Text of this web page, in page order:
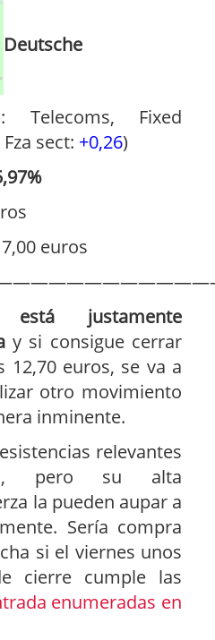
Deutsche
Telecoms, Fixed
Fza sect: +0,26)
euros
justamente
y si consigue cerrar
12,70 euros, se va a
otro movimiento
inminente.
relevantes
pero su alta
la pueden aupar a
Sería compra
si el viernes unos
cierre cumple las
enumeradas en